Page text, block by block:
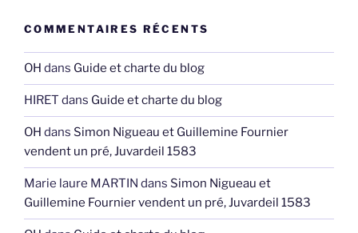
COMMENTAIRES RÉCENTS
OH dans Guide et charte du blog
HIRET dans Guide et charte du blog
OH dans Simon Nigueau et Guillemine Fournier
vendent un pré, Juvardeil 1583
Marie laure MARTIN dans Simon Nigueau et
Guillemine Fournier vendent un pré, Juvardeil 1583